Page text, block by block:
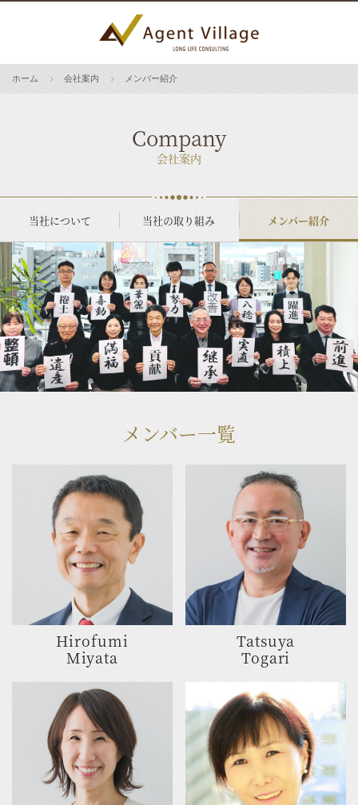
ホーム 会社案内 メンバー紹介
Company
会社案内
当社について 当社の取り組み メンバー紹介
メンバー一覧
Hirofumi
Miyata
Tatsuya
Togari